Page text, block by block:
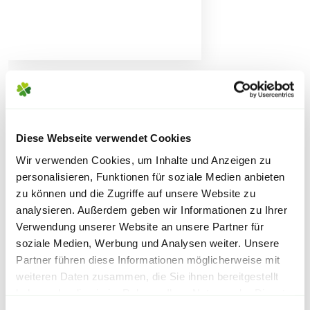
Diese Webseite verwendet Cookies
Wir verwenden Cookies, um Inhalte und Anzeigen zu
personalisieren, Funktionen für soziale Medien anbieten
zu können und die Zugriffe auf unsere Website zu
analysieren. Außerdem geben wir Informationen zu Ihrer
Verwendung unserer Website an unsere Partner für
soziale Medien, Werbung und Analysen weiter. Unsere
Partner führen diese Informationen möglicherweise mit
weiteren Daten zusammen, die Sie ihnen bereitgestellt
KÖNNEN ENTSTEHEN
PAKETVERSAND
6,95€für Standardpakete (z.B.Dünger oder
Zubehör)
7,95€für größere Pakete (z.B. Pflanzen oder
Erde)